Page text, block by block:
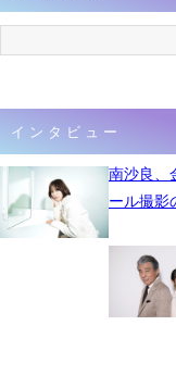
インタビュー
南沙良、
ール撮影